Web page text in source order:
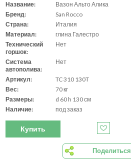
Название:
Вазон Альто Алика
Бренд:
San Rocco
Страна:
Италия
Материал:
глина Галестро
Технический
горшок:
Нет
Система
автополива:
Нет
Артикул:
TC 310 130T
Вес:
70 кг
Размеры:
d 60 h 130 см
Наличие:
под заказ
Купить
Поделиться